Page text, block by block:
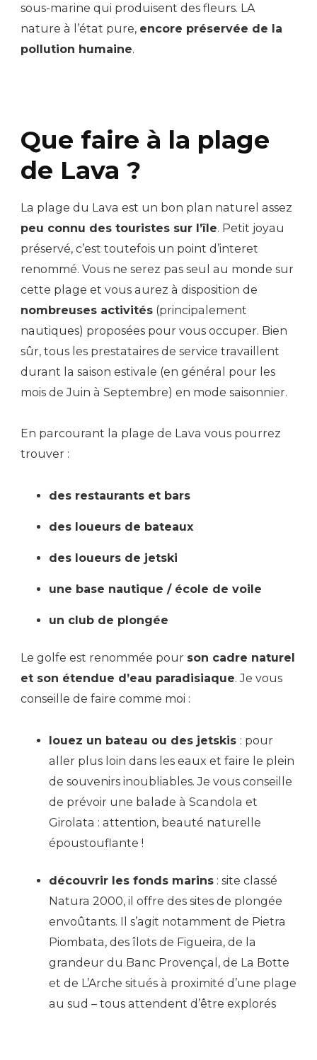
sous-marine qui produisent des fleurs. LA
nature à l’état pure, encore préservée de la
pollution humaine.
Que faire à la plage
de Lava ?
La plage du Lava est un bon plan naturel assez
peu connu des touristes sur l’île. Petit joyau
préservé, c’est toutefois un point d’interet
renommé. Vous ne serez pas seul au monde sur
cette plage et vous aurez à disposition de
nombreuses activités (principalement
nautiques) proposées pour vous occuper. Bien
sûr, tous les prestataires de service travaillent
durant la saison estivale (en général pour les
mois de Juin à Septembre) en mode saisonnier.
En parcourant la plage de Lava vous pourrez
trouver :
des restaurants et bars
des loueurs de bateaux
des loueurs de jetski
une base nautique / école de voile
un club de plongée
Le golfe est renommée pour son cadre naturel
et son étendue d’eau paradisiaque. Je vous
conseille de faire comme moi :
louez un bateau ou des jetskis : pour
aller plus loin dans les eaux et faire le plein
de souvenirs inoubliables. Je vous conseille
de prévoir une balade à Scandola et
Girolata : attention, beauté naturelle
époustouflante !
découvrir les fonds marins : site classé
Natura 2000, il offre des sites de plongée
envoûtants. Il s’agit notamment de Pietra
Piombata, des îlots de Figueira, de la
grandeur du Banc Provençal, de La Botte
et de L’Arche situés à proximité d’une plage
au sud – tous attendent d’être explorés